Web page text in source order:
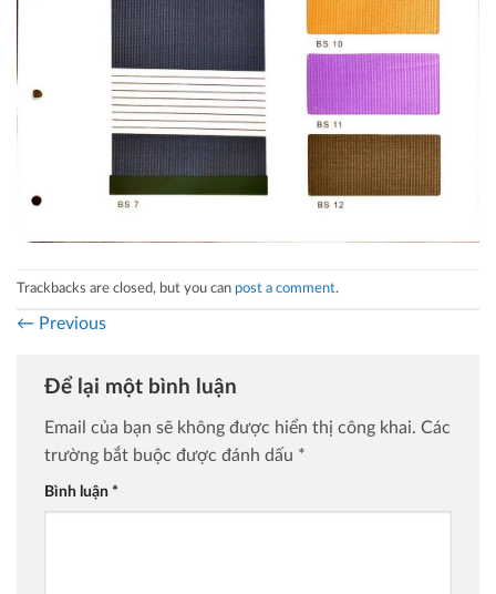
Trackbacks are closed, but you can post a comment.
← Previous
Để lại một bình luận
Email của bạn sẽ không được hiển thị công khai. Các
trường bắt buộc được đánh dấu *
Bình luận *